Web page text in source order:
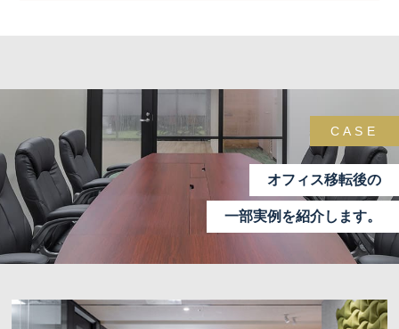
CASE
オフィス移転後の
一部実例を紹介します。